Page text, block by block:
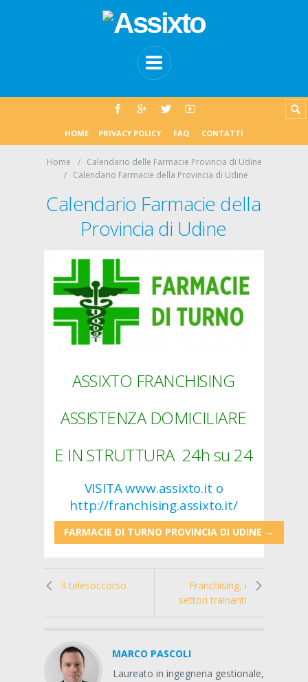
HOME PRIVACY POLICY FAQ CONTATTI
Home
Calendario delle Farmacie Provincia di Udine
Calendario Farmacie della Provincia di Udine
Calendario Farmacie della
Provincia di Udine
ASSIXTO FRANCHISING
ASSISTENZA DOMICILIARE
E IN STRUTTURA 24h su 24
VISITAwww.assixto.it o
http://franchising.assixto.it/
FARMACIE DI TURNO PROVINCIA DI UDINE →
Il telesoccorso
Franchising, i
settori trainanti
MARCO PASCOLI
Laureato in ingegneria gestionale,